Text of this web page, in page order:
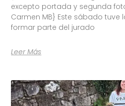
excepto portada y segunda
Carmen MB} Este sábado tuve
formar parte del jurado
Leer Más